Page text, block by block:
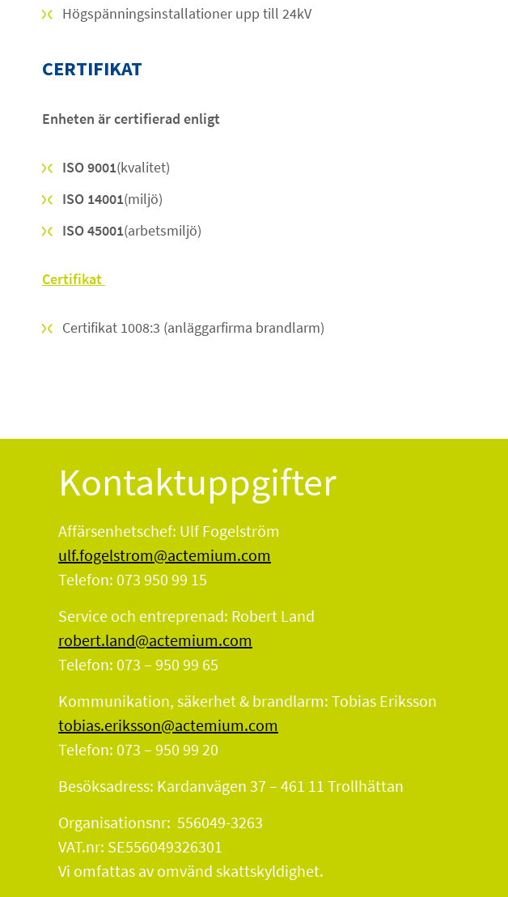
Högspänningsinstallationer upp till 24kV
CERTIFIKAT
Enheten är certifierad enligt
ISO 9001(kvalitet)
ISO 14001(miljö)
ISO 45001(arbetsmiljö)
Certifikat
Certifikat 1008:3 (anläggarfirma brandlarm)
Kontaktuppgifter
Affärsenhetschef: Ulf Fogelström
ulf.fogelstrom@actemium.com
Telefon: 073 950 99 15
Service och entreprenad: Robert Land
robert.land@actemium.com
Telefon: 073 – 950 99 65
Kommunikation, säkerhet & brandlarm: Tobias Eriksson
tobias.eriksson@actemium.com
Telefon: 073 – 950 99 20
Besöksadress: Kardanvägen 37 – 461 11 Trollhättan
Organisationsnr: 556049-3263
VAT.nr: SE556049326301
Vi omfattas av omvänd skattskyldighet.